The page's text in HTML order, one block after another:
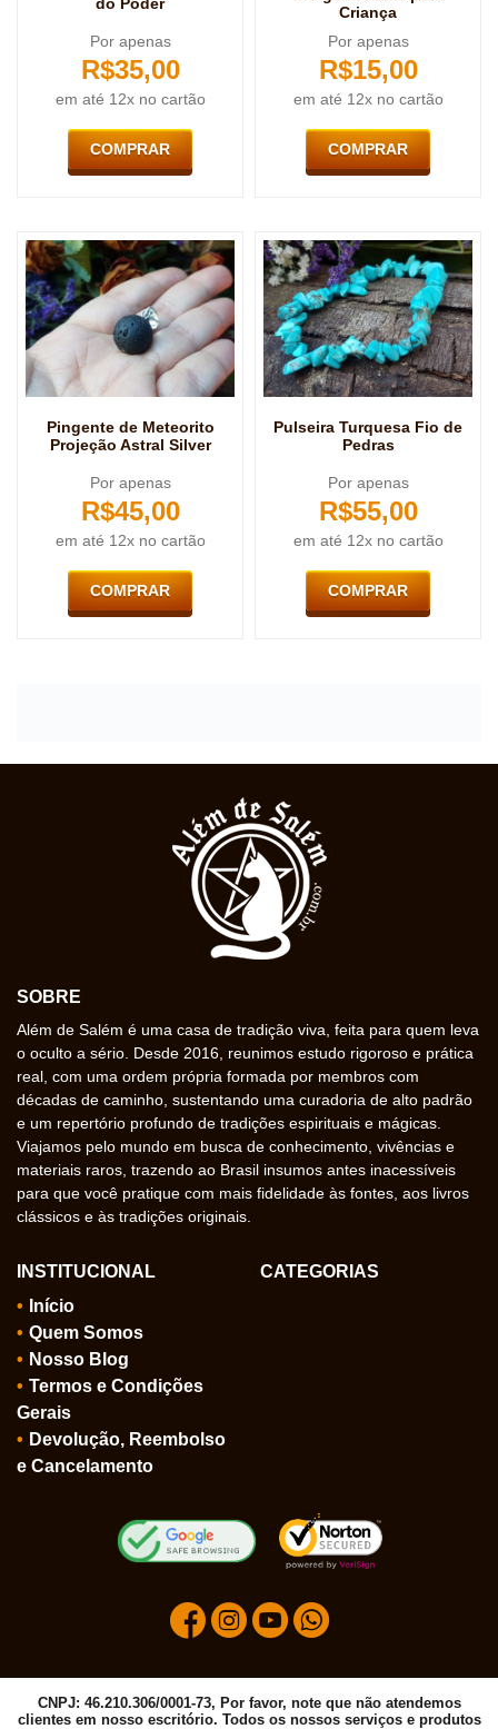
Por apenas
R$35,00
em até 12x no cartão
COMPRAR
Criança
Por apenas
R$15,00
em até 12x no cartão
COMPRAR
Pingente de Meteorito
Projeção Astral Silver
Por apenas
R$45,00
em até 12x no cartão
COMPRAR
Pulseira Turquesa Fio de
Pedras
Por apenas
R$55,00
em até 12x no cartão
COMPRAR
SOBRE
Além de Salém é uma casa de tradição viva, feita para quem leva
o oculto a sério. Desde 2016, reunimos estudo rigoroso e prática
real, com uma ordem própria formada por membros com
décadas de caminho, sustentando uma curadoria de alto padrão
e um repertório profundo de tradições espirituais e mágicas.
Viajamos pelo mundo em busca de conhecimento, vivências e
materiais raros, trazendo ao Brasil insumos antes inacessíveis
para que você pratique com mais fidelidade às fontes, aos livros
clássicos e às tradições originais.
INSTITUCIONAL
Início
Quem Somos
Nosso Blog
Termos e Condições
Gerais
Devolução, Reembolso
e Cancelamento
CATEGORIAS
CNPJ: 46.210.306/0001-73, Por favor, note que não atendemos
clientes em nosso escritório. Todos os nossos serviços e produtos